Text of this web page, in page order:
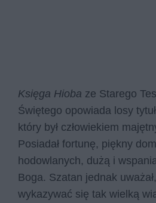
Księga Hioba ze Starego
Świętego opowiada losy
który był człowiekiem
Posiadał fortunę, piękny
hodowlanych, dużą i
Boga. Szatan jednak
wykazywać się tak wielką